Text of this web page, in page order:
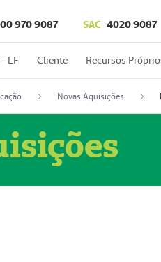
970 9087 SAC 4020 9087
LF Cliente Recursos
Novas Aquisições